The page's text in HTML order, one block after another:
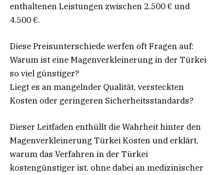
enthaltenen Leistungen zwischen 2.500 € und
4.500 €.
Diese Preisunterschiede werfen oft Fragen auf:
Warum ist eine Magenverkleinerung in der Türkei
so viel günstiger?
Liegt es an mangelnder Qualität, versteckten
Kosten oder geringeren Sicherheitsstandards?
Dieser Leitfaden enthüllt die Wahrheit hinter den
Magenverkleinerung Türkei Kosten und erklärt,
warum das Verfahren in der Türkei
kostengünstiger ist, ohne dabei an medizinischer